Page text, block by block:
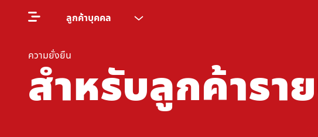
ลูกค้าบุคคล
ความยั่งยืน
สำหรับลูกค้ารา